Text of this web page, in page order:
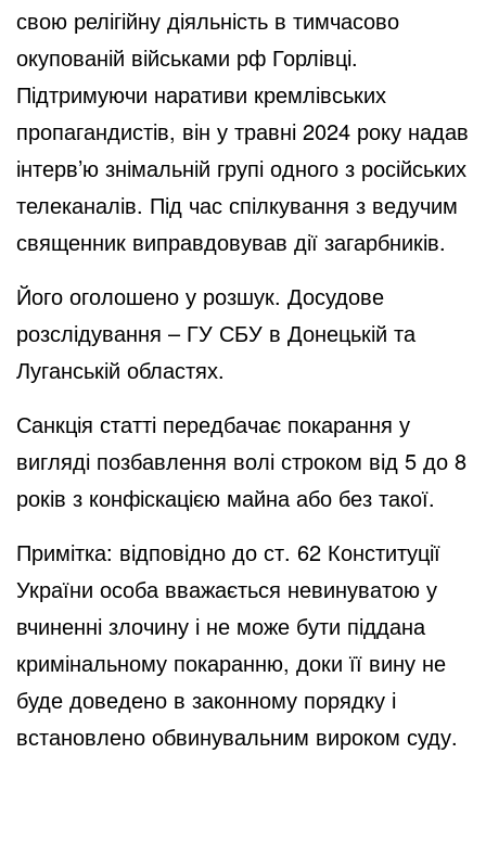
свою релігійну діяльність в тимчасово
окупованій військами рф Горлівці.
Підтримуючи наративи кремлівських
пропагандистів, він у травні 2024 року надав
інтерв’ю знімальній групі одного з російських
телеканалів. Під час спілкування з ведучим
священник виправдовував дії загарбників.
Його оголошено у розшук. Досудове
розслідування – ГУ СБУ в Донецькій та
Луганській областях.
Санкція статті передбачає покарання у
вигляді позбавлення волі строком від 5 до 8
років з конфіскацією майна або без такої.
Примітка: відповідно до ст. 62 Конституції
України особа вважається невинуватою у
вчиненні злочину і не може бути піддана
кримінальному покаранню, доки її вину не
буде доведено в законному порядку і
встановлено обвинувальним вироком суду.